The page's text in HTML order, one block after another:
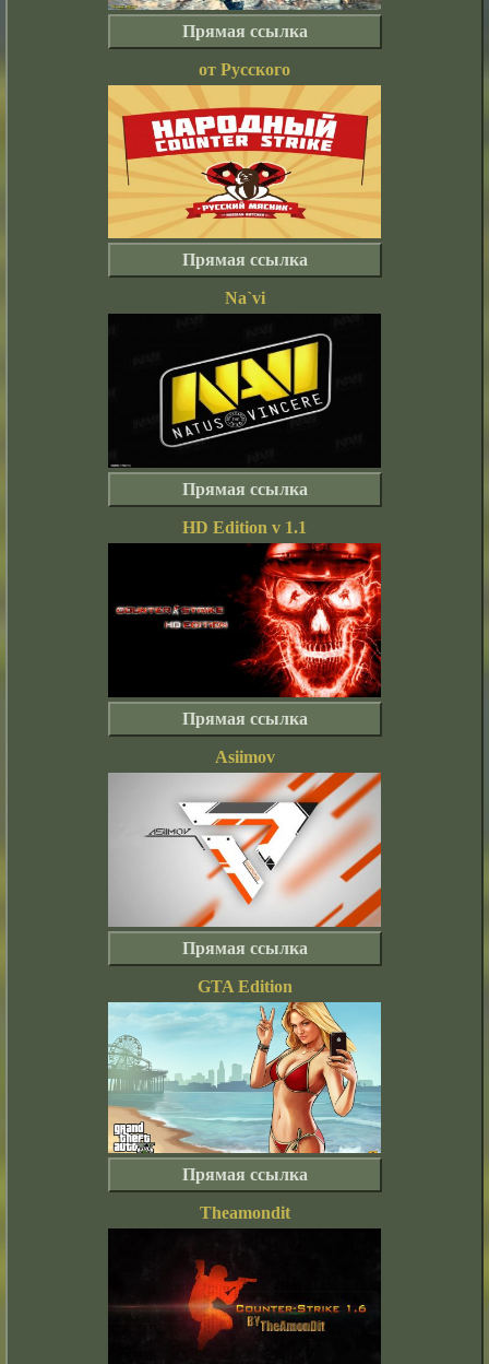
Прямая ссылка
от Русского
Прямая ссылка
Na`vi
Прямая ссылка
HD Edition v 1.1
Прямая ссылка
Asiimov
Прямая ссылка
GTA Edition
Прямая ссылка
Theamondit